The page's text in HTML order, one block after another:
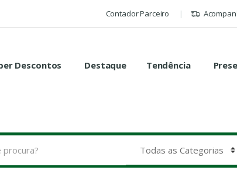
Contador Parceiro
Descontos Destaque Tendência